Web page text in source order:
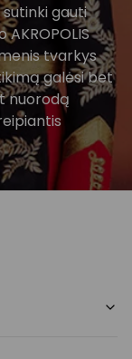
gauti
AKROPOLIS
tvarkys
galėsi bet
nuorodą